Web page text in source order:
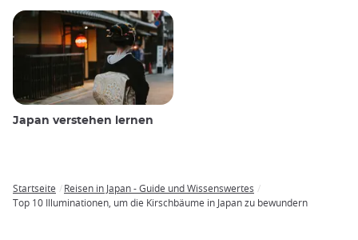
Japan verstehen lernen
Breadcrumb
Startseite
Reisen in Japan - Guide und Wissenswertes
Top 10 Illuminationen, um die Kirschbäume in Japan zu bewundern